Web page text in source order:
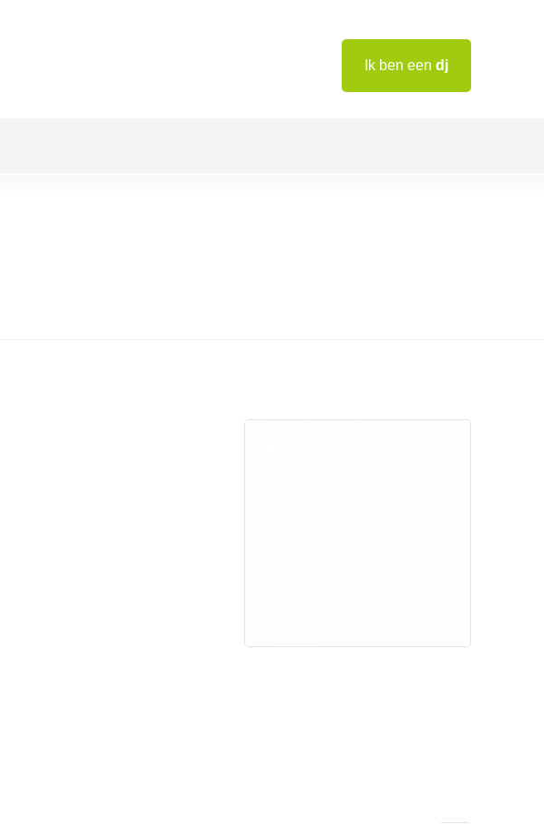
Ik ben een dj